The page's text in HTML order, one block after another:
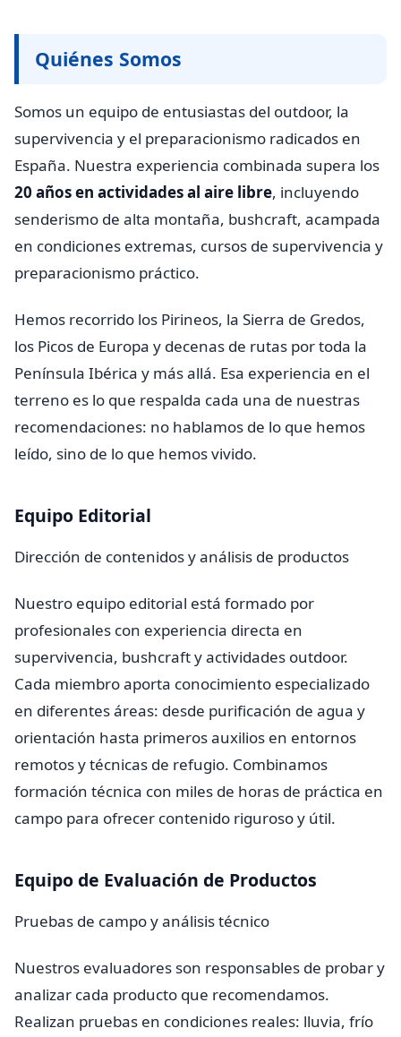
Quiénes Somos
Somos un equipo de entusiastas del outdoor, la
supervivencia y el preparacionismo radicados en
España. Nuestra experiencia combinada supera los
20 años en actividades al aire libre, incluyendo
senderismo de alta montaña, bushcraft, acampada
en condiciones extremas, cursos de supervivencia y
preparacionismo práctico.
Hemos recorrido los Pirineos, la Sierra de Gredos,
los Picos de Europa y decenas de rutas por toda la
Península Ibérica y más allá. Esa experiencia en el
terreno es lo que respalda cada una de nuestras
recomendaciones: no hablamos de lo que hemos
leído, sino de lo que hemos vivido.
Equipo Editorial
Dirección de contenidos y análisis de productos
Nuestro equipo editorial está formado por
profesionales con experiencia directa en
supervivencia, bushcraft y actividades outdoor.
Cada miembro aporta conocimiento especializado
en diferentes áreas: desde purificación de agua y
orientación hasta primeros auxilios en entornos
remotos y técnicas de refugio. Combinamos
formación técnica con miles de horas de práctica en
campo para ofrecer contenido riguroso y útil.
Equipo de Evaluación de Productos
Pruebas de campo y análisis técnico
Nuestros evaluadores son responsables de probar y
analizar cada producto que recomendamos.
Realizan pruebas en condiciones reales: lluvia, frío